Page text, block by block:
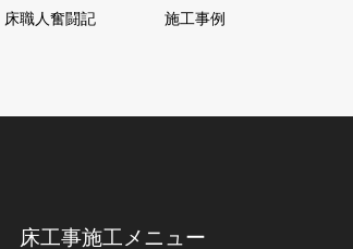
床職人奮闘記 施工事例
床工事施工メニュー